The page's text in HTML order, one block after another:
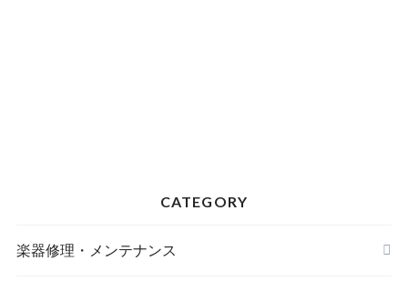
CATEGORY
楽器修理・メンテナンス